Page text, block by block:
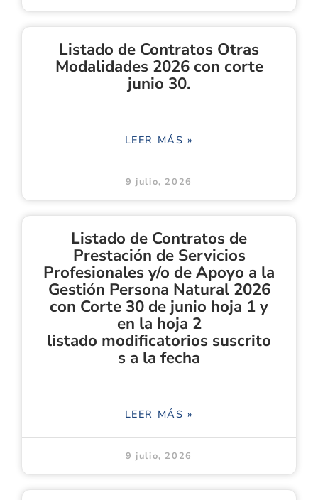
Listado de Contratos Otras
Modalidades 2026 con corte
junio 30.
LEER MÁS »
9 julio, 2026
Listado de Contratos de
Prestación de Servicios
Profesionales y/o de Apoyo a la
Gestión Persona Natural 2026
con Corte 30 de junio hoja 1 y
en la hoja 2
listado modificatorios suscrito
s a la fecha
LEER MÁS »
9 julio, 2026